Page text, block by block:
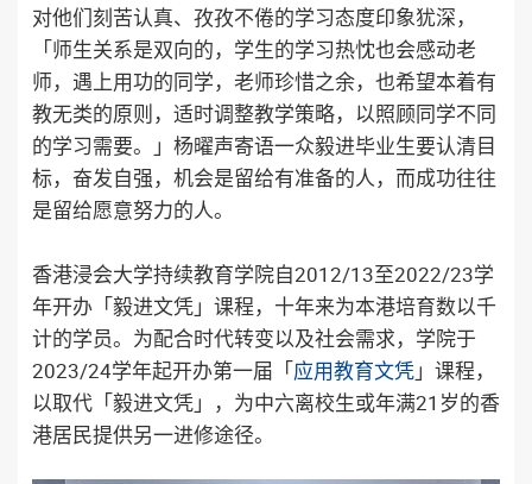
对他们刻苦认真、孜孜不倦的学习态度印象犹深，
「师生关系是双向的，学生的学习热忱也会感动老
师，遇上用功的同学，老师珍惜之余，也希望本着有
教无类的原则，适时调整教学策略，以照顾同学不同
的学习需要。」杨曜声寄语一众毅进毕业生要认清目
标，奋发自强，机会是留给有准备的人，而成功往往
是留给愿意努力的人。
香港浸会大学持续教育学院自2012/13至2022/23学
年开办「毅进文凭」课程，十年来为本港培育数以千
计的学员。为配合时代转变以及社会需求，学院于
2023/24学年起开办第一届「应用教育文凭」课程，
以取代「毅进文凭」，为中六离校生或年满21岁的香
港居民提供另一进修途径。